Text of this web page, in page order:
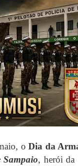
oDia da
, herói da